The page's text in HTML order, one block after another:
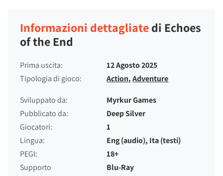
Informazioni dettagliatedi Echoes
of the End
Prima uscita:
12 Agosto 2025
Tipologia di gioco:
Action,Adventure
Sviluppato da:
Myrkur Games
Pubblicato da:
Deep Silver
Giocatori:
1
Lingua:
Eng (audio), Ita (testi)
PEGI:
18+
Supporto
Blu-Ray